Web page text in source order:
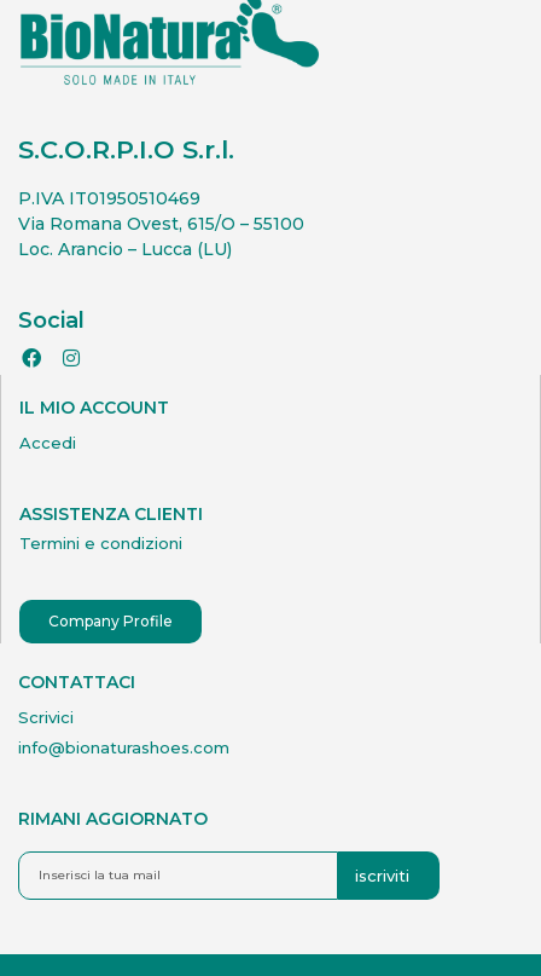
S.C.O.R.P.I.O S.r.l.
P.IVA IT01950510469
Via Romana Ovest, 615/O – 55100
Loc. Arancio – Lucca (LU)
Social
IL MIO ACCOUNT
Accedi
ASSISTENZA CLIENTI
Termini e condizioni
Company Profile
CONTATTACI
Scrivici
info@bionaturashoes.com
RIMANI AGGIORNATO
iscriviti